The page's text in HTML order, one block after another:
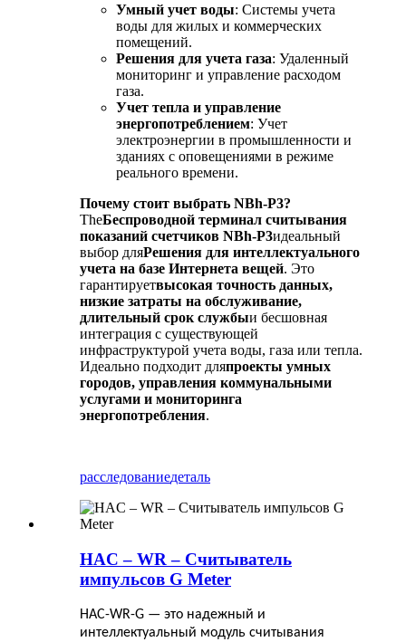
Умный учет воды: Системы учета
воды для жилых и коммерческих
помещений.
Решения для учета газа: Удаленный
мониторинг и управление расходом
газа.
Учет тепла и управление
энергопотреблением: Учет
электроэнергии в промышленности и
зданиях с оповещениями в режиме
реального времени.
Почему стоит выбрать NBh-P3?
TheБеспроводной терминал считывания
показаний счетчиков NBh-P3идеальный
выбор дляРешения для интеллектуального
учета на базе Интернета вещей. Это
гарантируетвысокая точность данных,
низкие затраты на обслуживание,
длительный срок службыи бесшовная
интеграция с существующей
инфраструктурой учета воды, газа или тепла.
Идеально подходит дляпроекты умных
городов, управления коммунальными
услугами и мониторинга
энергопотребления.
расследованиедеталь
HAC – WR – Считыватель
импульсов G Meter
HAC-WR-G — это надежный и
интеллектуальный модуль считывания